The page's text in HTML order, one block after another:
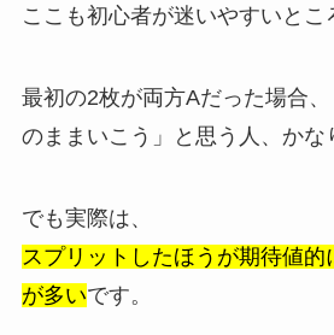
ここも初心者が迷いやすいとこ
最初の2枚が両方Aだった場合
のままいこう」と思う人、かな
でも実際は、
スプリットしたほうが期待値
が多いです。